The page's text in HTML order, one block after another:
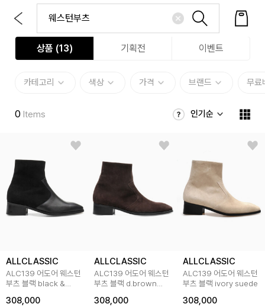
상품 (13) 기획전 이벤트
카테고리 색상 가격 브랜드 무료
0 Items 인기순
ALLCLASSIC
ALC139 어도어 웨스턴
부츠 블랙 black &
308,000
ALLCLASSIC
ALC139 어도어 웨스턴
부츠 블랙 d.brown
308,000
ALLCLASSIC
ALC139 어도어 웨스턴
부츠 블랙 ivory suede
308,000